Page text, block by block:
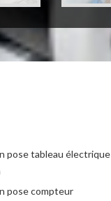
pose tableau électrique
pose compteur